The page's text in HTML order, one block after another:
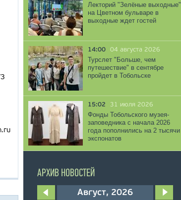
Лекторий "Зелёные выходные"
на Цветном бульваре в
выходные ждет гостей
14:00 04 августа 2026
Турслет "Больше, чем
путешествие" в сентябре
пройдет в Тобольске
15:02 31 июля 2026
Фонды Тобольского музея-
заповедника с начала 2026
года пополнились на 2 тысячи
экспонатов
АРХИВ НОВОСТЕЙ
Август, 2026